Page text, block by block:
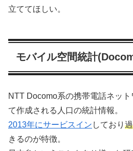
立ててほしい。
モバイル空間統計
NTT Docomo系の携帯電話ネッ
て作成される人口の統計情報。
2013年にサービスイン しており
きるのが特徴。